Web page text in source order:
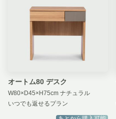
オートム80 デスク
W80×D45×H75cm ナチュラル
いつでも返せるプラン